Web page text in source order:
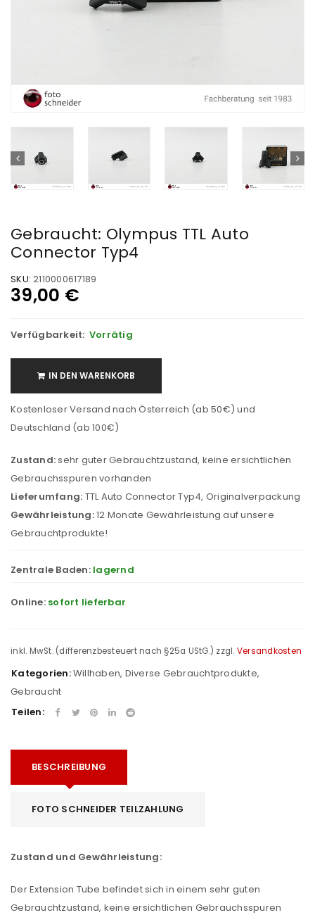
Gebraucht: Olympus TTL Auto
Connector Typ4
SKU: 2110000617189
39,00 €
Verfügbarkeit: Vorrätig
IN DEN WARENKORB
Kostenloser Versand nach Österreich (ab 50€) und
Deutschland (ab 100€)
Zustand:sehr guter Gebrauchtzustand, keine ersichtlichen
Gebrauchsspuren vorhanden
Lieferumfang: TTL Auto Connector Typ4, Originalverpackung
Gewährleistung:12 Monate Gewährleistung auf unsere
Gebrauchtprodukte!
Zentrale Baden: lagernd
Online: sofort lieferbar
inkl. MwSt. (differenzbesteuert nach §25a UStG.) zzgl. Versandkosten
Kategorien:Willhaben, Diverse Gebrauchtprodukte,
Gebraucht
Teilen:
BESCHREIBUNG
FOTO SCHNEIDER TEILZAHLUNG
Zustand und Gewährleistung:
Der Extension Tube befindet sich in einem sehr guten
Gebrauchtzustand, keine ersichtlichen Gebrauchsspuren